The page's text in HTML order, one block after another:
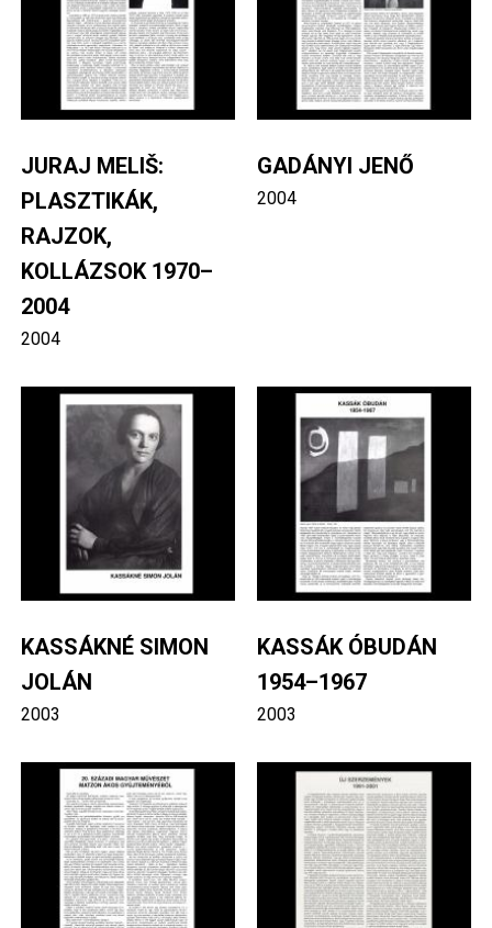
JURAJ MELIŠ:
PLASZTIKÁK,
RAJZOK,
KOLLÁZSOK 1970–
2004
2004
GADÁNYI JENŐ
2004
Image
KASSÁKNÉ SIMON
JOLÁN
2003
Image
KASSÁK ÓBUDÁN
1954–1967
2003
Image Image